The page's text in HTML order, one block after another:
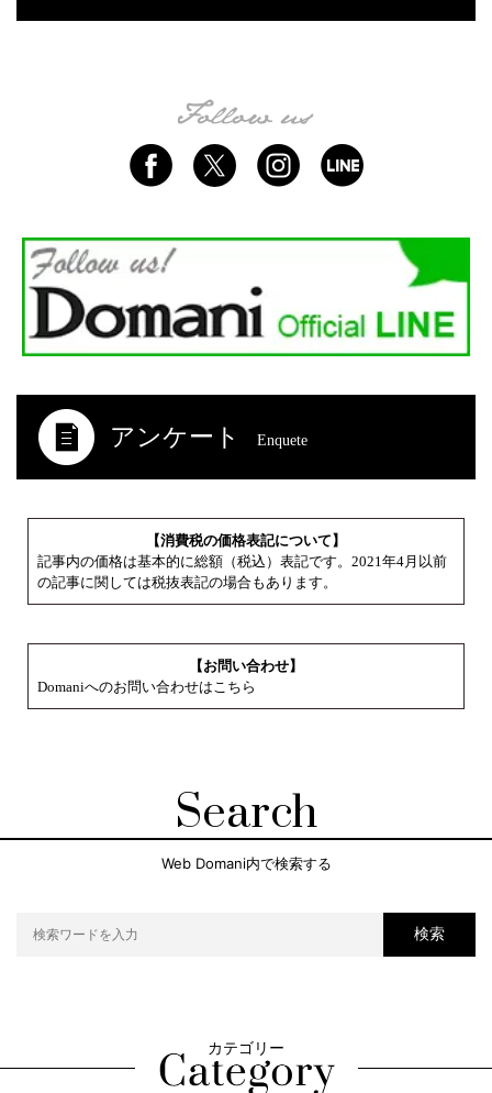
アンケート Enquete
【消費税の価格表記について】
記事内の価格は基本的に総額（税込）表記です。2021年4月以前
の記事に関しては税抜表記の場合もあります。
【お問い合わせ】
Domaniへのお問い合わせはこちら
Search
Web Domani内で検索する
検索
カテゴリー